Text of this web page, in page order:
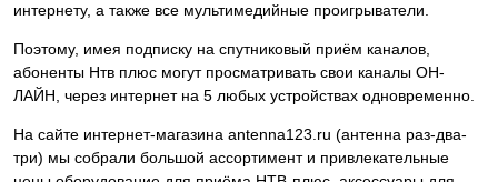
интернету, а также все мультимедийные проигрыватели.
Поэтому, имея подписку на спутниковый приём каналов,
абоненты Нтв плюс могут просматривать свои каналы ОН-
ЛАЙН, через интернет на 5 любых устройствах одновременно.
На сайте интернет-магазина antenna123.ru (антенна раз-два-
три) мы собрали большой ассортимент и привлекательные